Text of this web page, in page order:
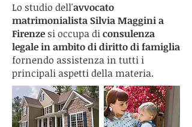
Lo studio dell'avvocato
matrimonialista Silvia Maggini a
Firenze si occupa diconsulenza
legale in ambito di diritto di famiglia
fornendo assistenza in tutti i
principali aspetti della materia.